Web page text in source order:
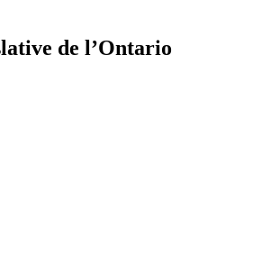
été
m’a
de l’Ontario